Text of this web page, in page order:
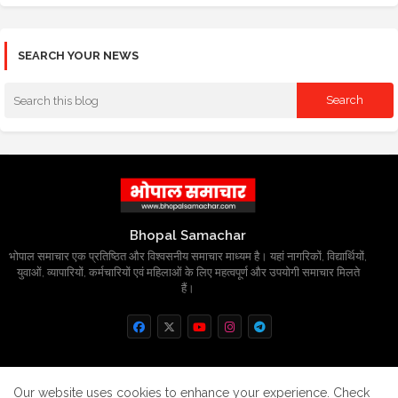
SEARCH YOUR NEWS
Bhopal Samachar
भोपाल समाचार एक प्रतिष्ठित और विश्वसनीय समाचार माध्यम है। यहां नागरिकों, विद्यार्थियों,
युवाओं, व्यापारियों, कर्मचारियों एवं महिलाओं के लिए महत्वपूर्ण और उपयोगी समाचार मिलते
हैं।
Home About Contact us Privacy Policy
Our website uses cookies to enhance your experience. Check